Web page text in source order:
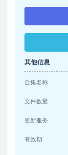
其他信息
合集名称
文件数量
更新服务
有效期